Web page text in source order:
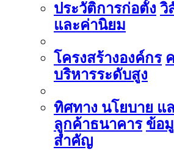
ประวัติการก่อตั้ง วิ
และค่านิยม
โครงสร้างองค์กร
บริหารระดับสูง
ทิศทาง นโยบาย แ
ลูกค้าธนาคาร ข้อ
สำคัญ